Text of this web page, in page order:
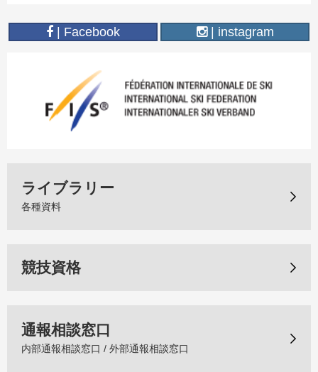
| Facebook | instagram
ライブラリー
各種資料
競技資格
通報相談窓口
内部通報相談窓口 / 外部通報相談窓口